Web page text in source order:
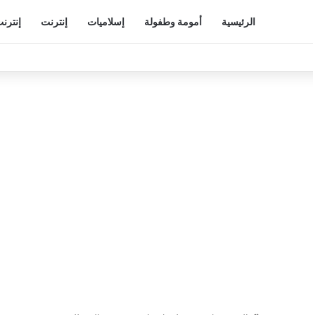
الرئيسية أمومة وطفولة إسلاميات إنترنت